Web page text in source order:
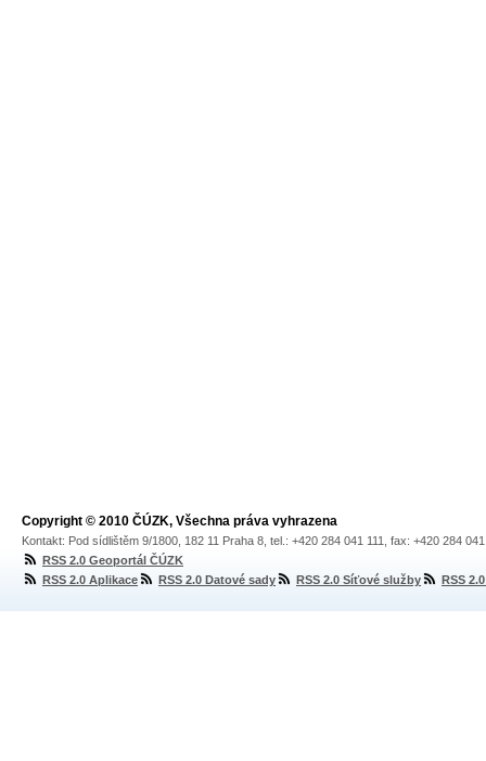
Copyright © 2010 ČÚZK, Všechna práva vyhrazena
Kontakt: Pod sídlištěm 9/1800, 182 11 Praha 8, tel.: +420 284 041 111, fax: +420 284
RSS 2.0 Geoportál ČÚZK
RSS 2.0 Aplikace
RSS 2.0 Datové sady RSS 2.0 Síťové služby RSS